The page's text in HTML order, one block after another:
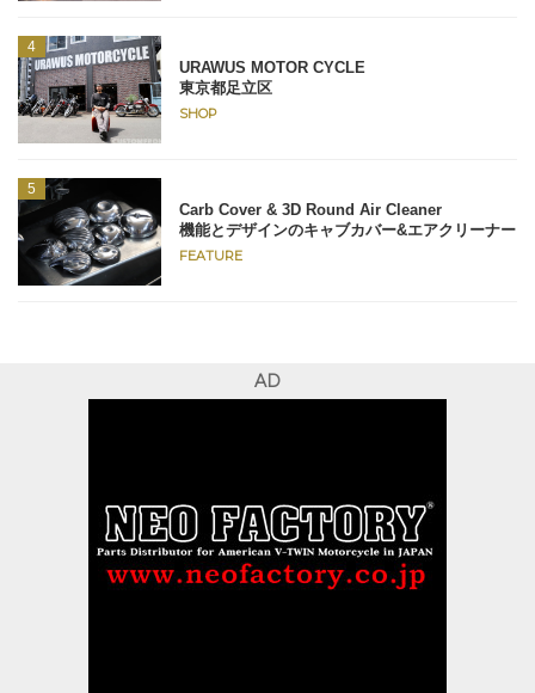
URAWUS MOTOR CYCLE
東京都足立区
SHOP
Carb Cover & 3D Round Air Cleaner
機能とデザインのキャブカバー&エアクリーナー
FEATURE
AD